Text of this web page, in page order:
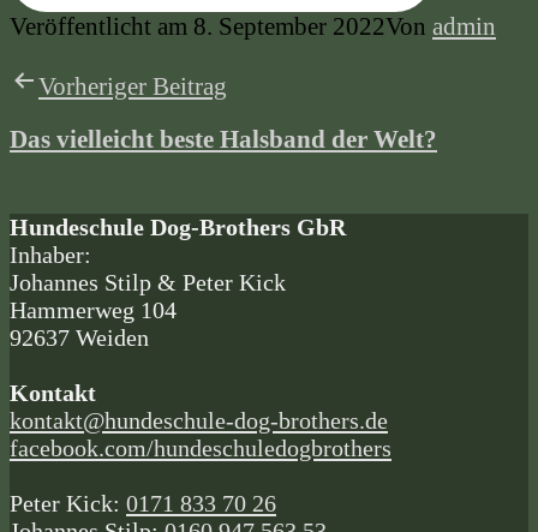
Veröffentlicht am 8. September 2022Von admin
als
Beitragsnavigation
Vorheriger Beitrag
Das vielleicht beste Halsband der Welt?
Hundeschule Dog-Brothers GbR
Inhaber:
Johannes Stilp & Peter Kick
Hammerweg 104
92637 Weiden
Kontakt
kontakt@hundeschule-dog-brothers.de
facebook.com/hundeschuledogbrothers
Peter Kick: 0171 833 70 26